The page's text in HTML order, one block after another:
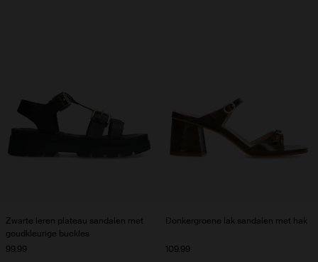
Zwarte leren plateau sandalen met
goudkleurige buckles
99.99
Donkergroene lak sandalen met hak
109.99